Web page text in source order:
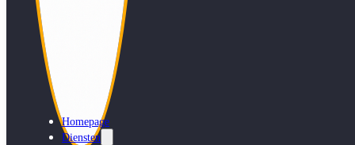
Homepage
Diensten